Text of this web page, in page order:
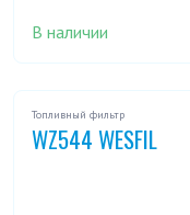
В наличии
Топливный фильтр
WZ544 WESFIL